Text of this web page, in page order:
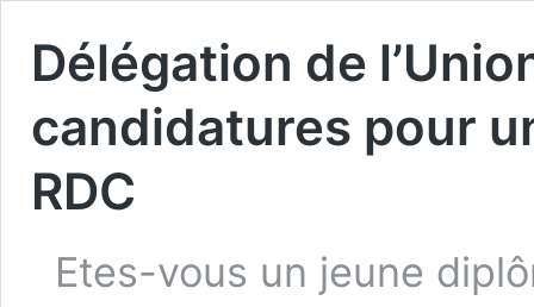
Délégation de
candidatures pour
RDC
Etes-vous un jeune